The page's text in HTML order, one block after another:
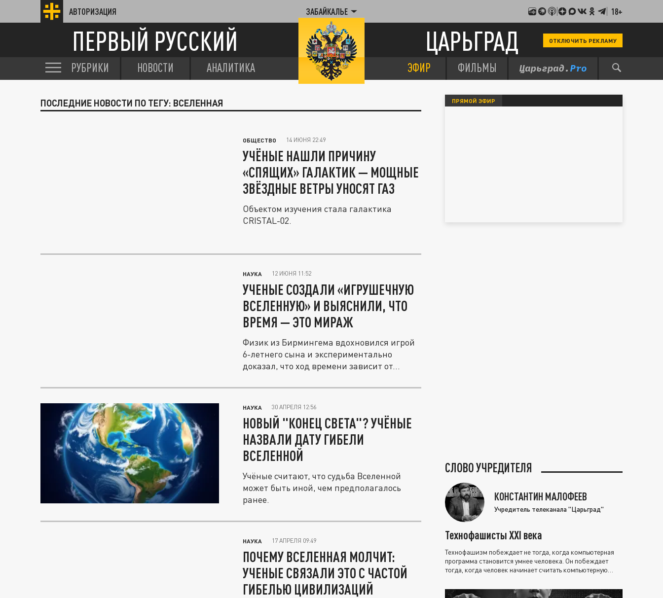
АВТОРИЗАЦИЯ ЗАБАЙКАЛЬЕ 18+
ПЕРВЫЙ РУССКИЙ ЦАРЬГРАД ОТКЛЮЧИТЬ РЕКЛАМУ
РУБРИКИ НОВОСТИ АНАЛИТИКА ЭФИР ФИЛЬМЫ
ПОСЛЕДНИЕ НОВОСТИ ПО ТЕГУ: ВСЕЛЕННАЯ
ОБЩЕСТВО 14 ИЮНЯ 22:49
УЧЁНЫЕ НАШЛИ ПРИЧИНУ
«СПЯЩИХ» ГАЛАКТИК — МОЩНЫЕ
ЗВЁЗДНЫЕ ВЕТРЫ УНОСЯТ ГАЗ
Объектом изучения стала галактика
CRISTAL-02.
НАУКА 12 ИЮНЯ 11:52
УЧЕНЫЕ СОЗДАЛИ «ИГРУШЕЧНУЮ
ВСЕЛЕННУЮ» И ВЫЯСНИЛИ, ЧТО
ВРЕМЯ — ЭТО МИРАЖ
Физик из Бирмингема вдохновился игрой
6-летнего сына и экспериментально
доказал, что ход времени зависит от...
НАУКА 30 АПРЕЛЯ 12:56
НОВЫЙ "КОНЕЦ СВЕТА"? УЧЁНЫЕ
НАЗВАЛИ ДАТУ ГИБЕЛИ
ВСЕЛЕННОЙ
Учёные считают, что судьба Вселенной
может быть иной, чем предполагалось
ранее.
НАУКА 17 АПРЕЛЯ 09:49
ПОЧЕМУ ВСЕЛЕННАЯ МОЛЧИТ:
УЧЕНЫЕ СВЯЗАЛИ ЭТО С ЧАСТОЙ
ГИБЕЛЬЮ ЦИВИЛИЗАЦИЙ
ПРЯМОЙ ЭФИР
СЛОВО УЧРЕДИТЕЛЯ
КОНСТАНТИН МАЛОФЕЕВ
Учредитель телеканала "Царьград"
Технофашисты XXI века
Технофашизм побеждает не тогда, когда компьютерная
программа становится умнее человека. Он побеждает
тогда, когда человек начинает считать компьютерную